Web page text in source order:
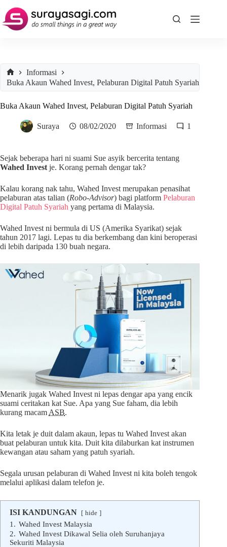
content
Home
Informasi
Buka Akaun Wahed Invest, Pelaburan Digital Patuh Syariah
Buka Akaun Wahed Invest, Pelaburan Digital Patuh Syariah
Suraya 08/02/2020 Informasi 1
Sejak beberapa hari ni suami Sue asyik bercerita tentang
Wahed Invest je. Korang pernah dengar tak?
Kalau korang nak tahu, Wahed Invest merupakan penasihat
pelaburan atas talian (Robo-Advisor) bagi platform Pelaburan
Digital Patuh Syariah yang pertama di Malaysia.
Wahed Invest ni bermula di US (Amerika Syarikat) sejak
tahun 2017 lagi. Lepas tu dia berkembang dan kini beroperasi
di lebih daripada 130 buah negara.
Menarik jugak Wahed Invest ni lepas dengar apa yang encik
suami ceritakan kat Sue. Apa yang Sue faham, dia lebih
kurang macam ASB.
Kita letak je duit dalam akaun, lepas tu Wahed Invest akan
buat pelaburan untuk kita. Duit kita dilaburkan kat instrumen
kewangan atau saham yang patuh syariah.
Segala urusan pelaburan di Wahed Invest ni kita boleh tengok
melalui aplikasi dalam telefon je.
ISI KANDUNGAN hide
1. Wahed Invest Malaysia
2. Wahed Invest Dikawal Selia oleh Suruhanjaya
Sekuriti Malaysia